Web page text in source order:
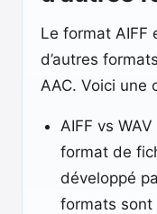
Le format AIFF
d’autres
AAC. Voici une
AIFF vs
format de
développé
formats sont